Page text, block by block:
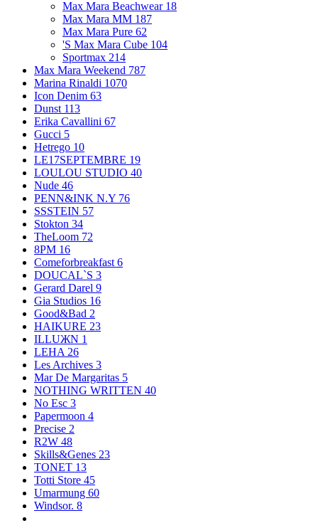
Max Mara Beachwear 18
Max Mara MM 187
Max Mara Pure 62
'S Max Mara Cube 104
Sportmax 214
Max Mara Weekend 787
Marina Rinaldi 1070
Icon Denim 63
Dunst 113
Erika Cavallini 67
Gucci 5
Hetrego 10
LE17SEPTEMBRE 19
LOULOU STUDIO 40
Nude 46
PENN&INK N.Y 76
SSSTEIN 57
Stokton 34
TheLoom 72
8PM 16
Comeforbreakfast 6
DOUCAL`S 3
Gerard Darel 9
Gia Studios 16
Good&Bad 2
HAIKURE 23
ILLUЖN 1
LEHA 26
Les Archives 3
Mar De Margaritas 5
NOTHING WRITTEN 40
No Esc 3
Papermoon 4
Precise 2
R2W 48
Skills&Genes 23
TONET 13
Totti Store 45
Umarmung 60
Windsor. 8